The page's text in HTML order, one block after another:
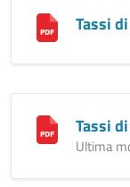
Tassi
Tassi
Ultima